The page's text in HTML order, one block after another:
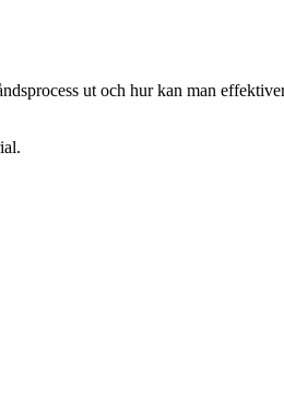
ut och hur kan man